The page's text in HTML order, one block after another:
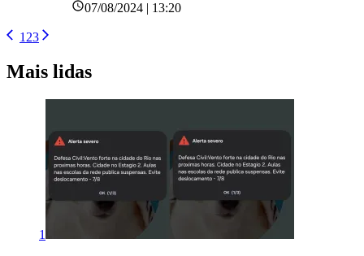
07/08/2024 | 13:20
1 23
Mais lidas
1